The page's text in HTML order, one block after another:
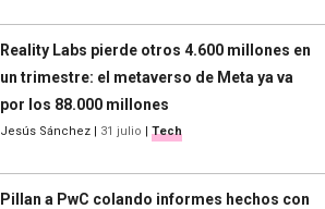
Reality Labs pierde otros 4.600 millones en
un trimestre: el metaverso de Meta ya va
por los 88.000 millones
Jesús Sánchez | 31 julio | Tech
Pillan a PwC colando informes hechos con